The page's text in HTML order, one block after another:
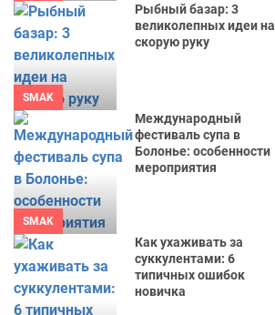
SMAK
Рыбный базар: 3
великолепных идеи на
скорую руку
SMAK
Международный
фестиваль супа в
Болонье: особенности
мероприятия
Как ухаживать за
суккулентами: 6
типичных ошибок
новичка